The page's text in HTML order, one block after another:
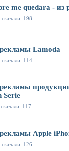
me quedara -
скачали: 198
Lamoda
скачали: 114
Serie
117
Apple
скачали: 126